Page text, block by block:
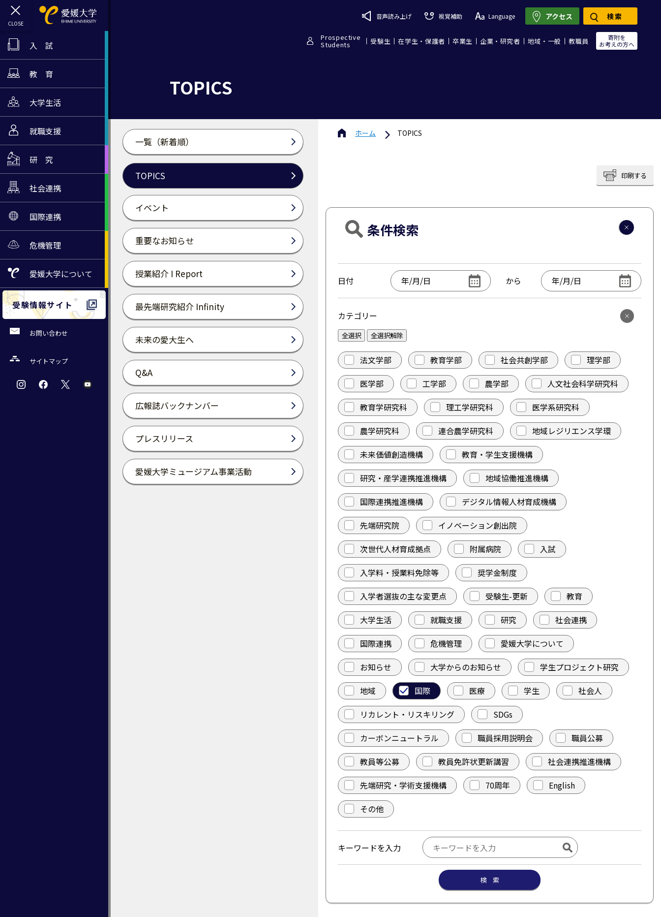
入 試
教 育
大学生活
就職支援
研 究
社会連携
国際連携
危機管理
愛媛大学について
受験情報サイト
お問い合わせ
サイトマップ
音声読み上げ 視覚補助 Language
Prospective
Students 受験生 在学生・保護者 卒業生 企業・研究者 地域・一般 教職員
寄附を
お考えの方へ
アクセス 検索
TOPICS
一覧（新着順）
TOPICS
イベント
重要なお知らせ
授業紹介 I Report
最先端研究紹介 Infinity
未来の愛大生へ
Q&A
広報誌バックナンバー
プレスリリース
愛媛大学ミュージアム事業活動
ホーム TOPICS
印刷する
条件検索
日付 から
カテゴリー
全選択 全選択解除
法文学部 教育学部 社会共創学部
理学部
医学部
工学部 農学部
人文社会科学研究科
教育学研究科
理工学研究科
医学系研究科
農学研究科
連合農学研究科
地域レジリエンス学環
未来価値創造機構
教育・学生支援機構
研究・産学連携推進機構
地域協働推進機構
国際連携推進機構
デジタル情報人材育成機構
先端研究院
イノベーション創出院
次世代人材育成拠点
附属病院
入試
入学料・授業料免除等
奨学金制度
入学者選抜の主な変更点
受験生-更新
教育
大学生活
就職支援 研究
社会連携
国際連携
危機管理
愛媛大学について
お知らせ
大学からのお知らせ
学生プロジェクト研究
地域
国際 医療 学生
社会人
リカレント・リスキリング
SDGs
カーボンニュートラル
職員採用説明会
職員公募
教員等公募
教員免許状更新講習
社会連携推進機構
先端研究・学術支援機構
70周年
English
その他
キーワードを入力
検 索